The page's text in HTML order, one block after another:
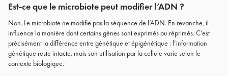
Est-ce que le microbiote peut modifier l’ADN ?
Non. Le microbiote ne modifie pas la séquence de l’ADN. En revanche, il
influence la manière dont certains gènes sont exprimés ou réprimés. C’est
précisément la différence entre génétique et épigénétique : l’information
génétique reste intacte, mais son utilisation par la cellule varie selon le
contexte biologique.